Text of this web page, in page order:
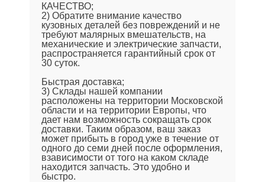
КАЧЕСТВО;
2) Обратите внимание качество
кузовных деталей без повреждений и не
требуют малярных вмешательств, на
механические и электрические запчасти,
распространяется гарантийный срок от
30 суток.
Быстрая доставка;
3) Склады нашей компании
расположены на территории Московской
области и на территории Европы, что
дает нам возможность сокращать срок
доставки. Таким образом, ваш заказ
может прибыть в город уже в течение от
одного до семи дней после оформления,
взависимости от того на каком складе
находится запчасть. Это удобно и
быстро.